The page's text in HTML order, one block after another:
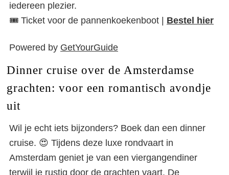
iedereen plezier.
🎟️ Ticket voor de pannenkoekenboot | Bestel hier
Powered by GetYourGuide
Dinner cruise over de Amsterdamse
grachten: voor een romantisch avondje
uit
Wil je echt iets bijzonders? Boek dan een dinner
cruise. 😍 Tijdens deze luxe rondvaart in
Amsterdam geniet je van een viergangendiner
terwijl je rustig door de grachten vaart. De